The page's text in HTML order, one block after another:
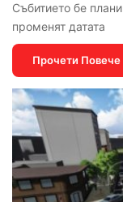
Събитието бе
променят датата
Прочети Повече